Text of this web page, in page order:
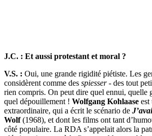
J.C. : Et aussi protestant et moral ?
V.S. : Oui, une grande rigidité piétiste. Les
considèrent comme des spiesser- des tout
rien compris. On peut dire quel ennui, quelle
quel dépouillement ! Wolfgang Kohlaase est
extraordinaire, qui a écrit le scénario de
Wolf(1968), et dont les films ont tant
côté populaire. La RDA s’appelait alors la